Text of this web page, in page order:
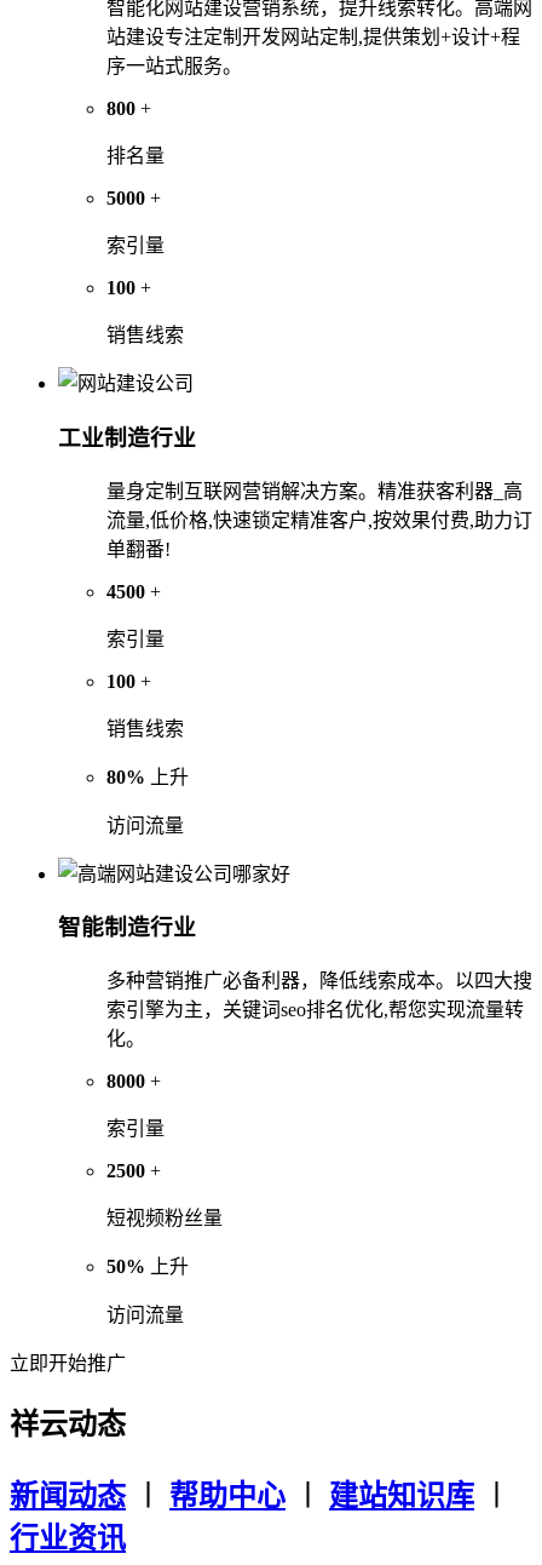
智能化网站建设营销系统，提升线索转化。高端网
站建设专注定制开发网站定制,提供策划+设计+程
序一站式服务。
800 +
排名量
5000 +
索引量
100 +
销售线索
工业制造行业
量身定制互联网营销解决方案。精准获客利器_高
流量,低价格,快速锁定精准客户,按效果付费,助力订
单翻番!
4500 +
索引量
100 +
销售线索
80% 上升
访问流量
智能制造行业
多种营销推广必备利器，降低线索成本。以四大搜
索引擎为主，关键词seo排名优化,帮您实现流量转
化。
8000 +
索引量
2500 +
短视频粉丝量
50% 上升
访问流量
立即开始推广
祥云动态
新闻动态︱ 帮助中心︱ 建站知识库
行业资讯